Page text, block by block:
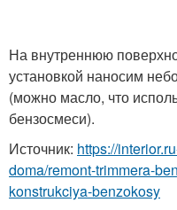
На внутреннюю
установкой наносим
(можно масло, что
бензосмеси).
Источник: https://
doma/remont-trimmera-
konstrukciya-benzokosy